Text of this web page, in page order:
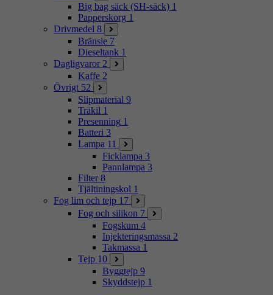
Big bag säck (SH-säck) 1
Papperskorg 1
Drivmedel 8
Bränsle 7
Dieseltank 1
Dagligvaror 2
Kaffe 2
Övrigt 52
Slipmaterial 9
Träkil 1
Presenning 1
Batteri 3
Lampa 11
Ficklampa 3
Pannlampa 3
Filter 8
Tjältiningskol 1
Fog lim och tejp 17
Fog och silikon 7
Fogskum 4
Injekteringsmassa 2
Takmassa 1
Tejp 10
Byggtejp 9
Skyddstejp 1